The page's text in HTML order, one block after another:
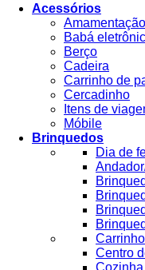
Acessórios
Amamentação
Babá
Berço
Cadeira
Carrinho de
Cercadinho
Itens de
Móbile
Brinquedos
Dia de
Carrinho
Centro